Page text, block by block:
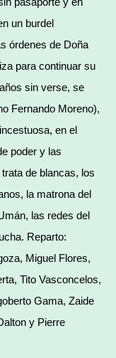
un burdel
órdenes de Doña
para continuar su
sin verse, se
Fernando Moreno),
en el
poder y las
de blancas, los
la matrona del
las redes del
Reparto:
Miguel Flores,
Tito Vasconcelos,
Gama, Zaide
y Pierre